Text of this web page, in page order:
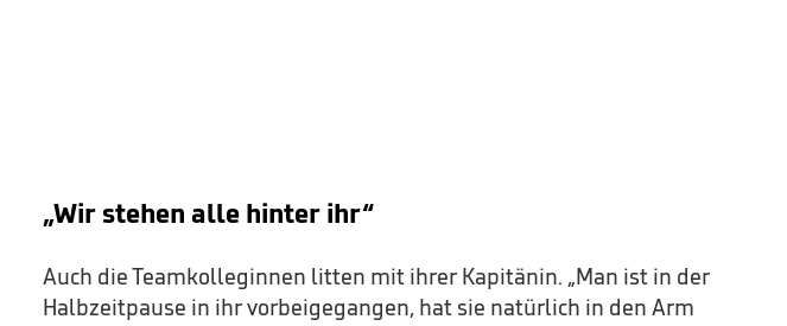
„Wir stehen alle hinter ihr“
Auch die Teamkolleginnen litten mit ihrer Kapitänin. „Man ist in der
Halbzeitpause in ihr vorbeigegangen, hat sie natürlich in den Arm